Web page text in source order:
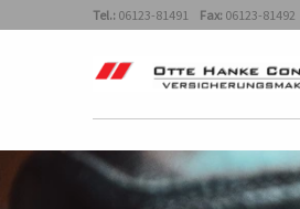
Tel.: 06123-81491 Fax: 06123-81492